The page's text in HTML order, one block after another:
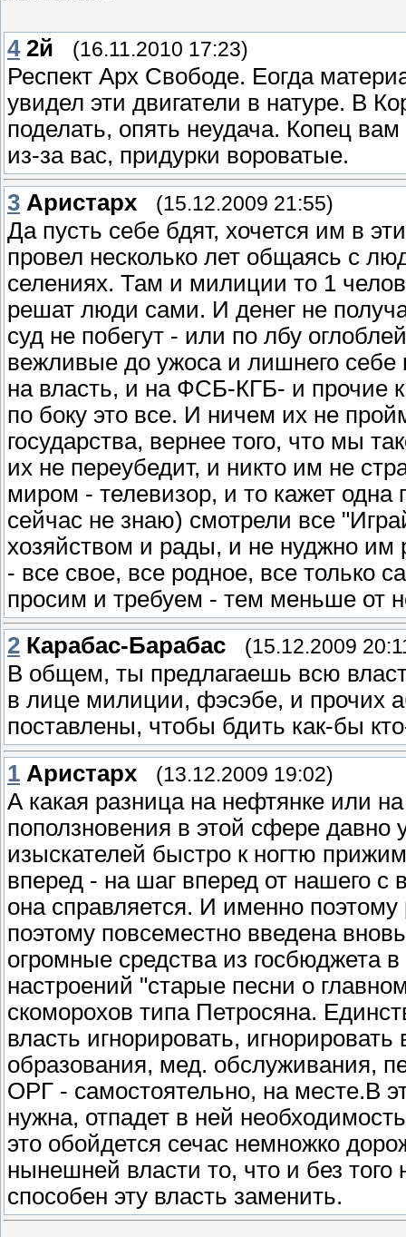
4 2й (16.11.2010 17:23)
Респект Арх Свободе. Еогда
увидел эти двигатели в натуре. В
поделать, опять неудача. Копец
из-за вас, придурки вороватые.
3 Аристарх (15.12.2009 21:55)
Да пусть себе бдят, хочется им в
провел несколько лет общаясь с
селениях. Там и милиции то 1
решат люди сами. И денег не
суд не побегут - или по лбу
вежливые до ужоса и лишнего
на власть, и на ФСБ-КГБ- и прочие
по боку это все. И ничем их не
государства, вернее того, что мы
их не переубедит, и никто им не
миром - телевизор, и то кажет
сейчас не знаю) смотрели все
хозяйством и рады, и не нуджно
- все свое, все родное, все только
просим и требуем - тем меньше от
2 Карабас-Барабас (15.12.2009
В общем, ты предлагаешь всю
в лице милиции, фэсэбе, и прочих
поставлены, чтобы бдить как-бы
1 Аристарх (13.12.2009 19:02)
А какая разница на нефтянке или
поползновения в этой сфере
изыскателей быстро к ногтю
вперед - на шаг вперед от нашего
она справляется. И именно
поэтому повсеместно введена
огромные средства из госбюджета
настроений "старые песни о
скоморохов типа Петросяна.
власть игнорировать,
образования, мед. обслуживания,
ОРГ - самостоятельно, на месте.В
нужна, отпадет в ней
это обойдется сечас немножко
нынешней власти то, что и без
способен эту власть заменить.